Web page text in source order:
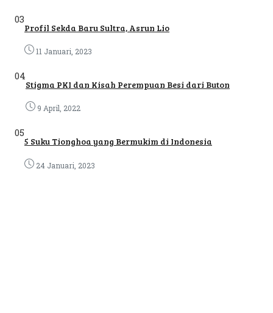
03
Profil Sekda Baru Sultra, Asrun Lio
11 Januari, 2023
04
Stigma PKI dan Kisah Perempuan Besi dari Buton
9 April, 2022
05
5 Suku Tionghoa yang Bermukim di Indonesia
24 Januari, 2023